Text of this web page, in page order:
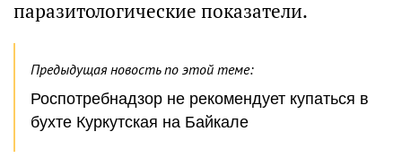
паразитологические показатели.
Предыдущая новость по этой теме:
Роспотребнадзор не рекомендует купаться в
бухте Куркутская на Байкале